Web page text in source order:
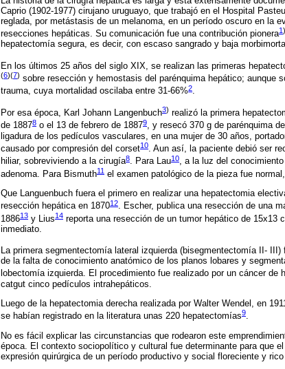
Caprio (1902-1977) cirujano uruguayo, que trabajó en el Hospital
reglada, por metástasis de un melanoma, en un período oscuro en la
resecciones hepáticas. Su comunicación fue una contribución pionera1
hepatectomía segura, es decir, con escaso sangrado y baja
En los últimos 25 años del siglo XIX, se realizan las primeras
(6)(7) sobre resección y hemostasis del parénquima hepático; aunque
trauma, cuya mortalidad oscilaba entre 31-66%2.
Por esa época, Karl Johann Langenbuch3) realizó la primera
de 18878 o el 13 de febrero de 18879, y resecó 370 g de parénquima
ligadura de los pedículos vasculares, en una mujer de 30 años,
causado por compresión del corset10. Aun así, la paciente debió ser
hiliar, sobreviviendo a la cirugía8. Para Lau10, a la luz del
adenoma. Para Bismuth11 el examen patológico de la pieza fue
Que Languenbuch fuera el primero en realizar una hepatectomia
resección hepática en 187012. Escher, publica una resección de una
188613 y Lius14 reporta una resección de un tumor hepático de
inmediato.
La primera segmentectomía lateral izquierda (bisegmentectomía II- III)
de la falta de conocimiento anatómico de los planos lobares y
lobectomía izquierda. El procedimiento fue realizado por un cáncer de
catgut cinco pedículos intrahepáticos.
Luego de la hepatectomia derecha realizada por Walter Wendel, en
se habían registrado en la literatura unas 220 hepatectomías9.
No es fácil explicar las circunstancias que rodearon este
época. El contexto sociopolítico y cultural fue determinante para que
expresión quirúrgica de un período productivo y social floreciente y